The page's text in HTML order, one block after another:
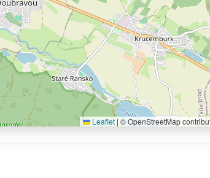
Leaflet | © OpenStreetMap